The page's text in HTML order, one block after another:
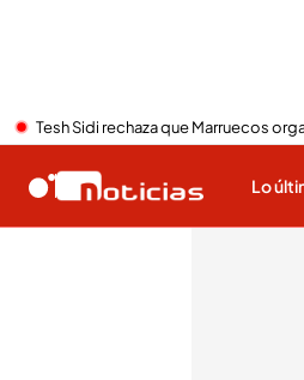
Tesh Sidi rechaza que Marruecos
Lo